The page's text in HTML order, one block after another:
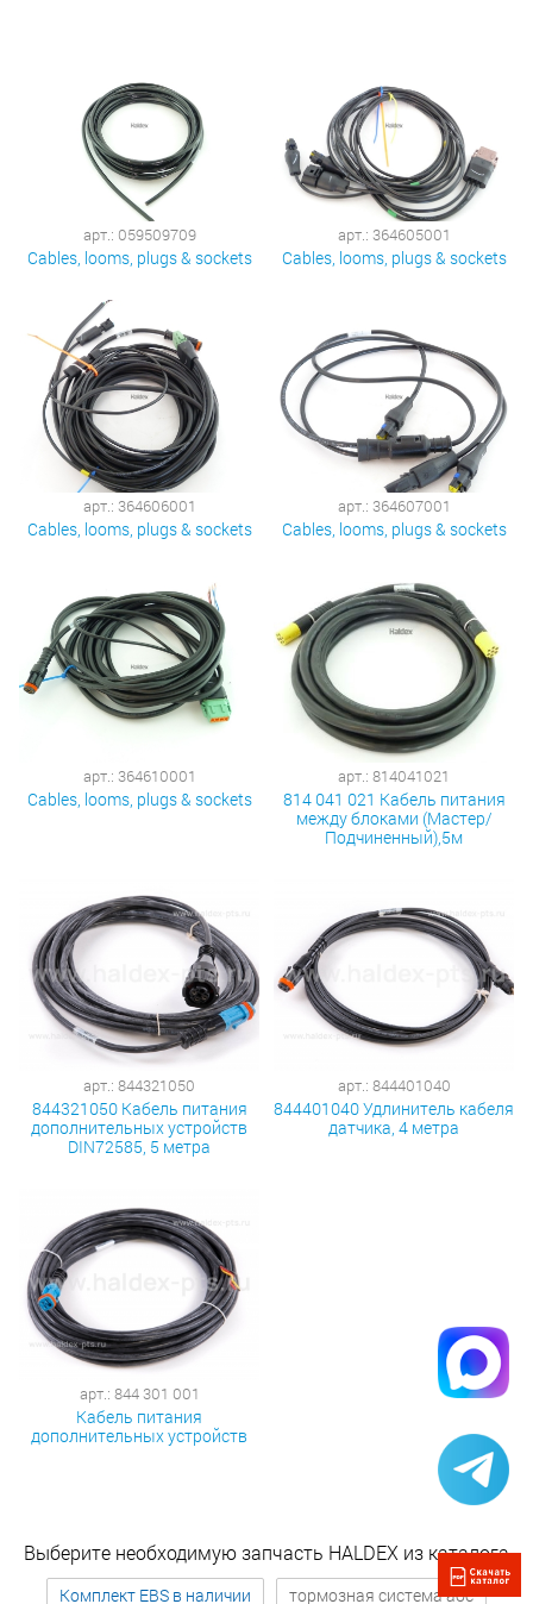
арт.: 059509709
Cables, looms, plugs & sockets
арт.: 364605001
Cables, looms, plugs & sockets
арт.: 364606001
Cables, looms, plugs & sockets
арт.: 364607001
Cables, looms, plugs & sockets
арт.: 364610001
Cables, looms, plugs & sockets
арт.: 814041021
814 041 021 Кабель питания
между блоками (Мастер/
Подчиненный),5м
арт.: 844321050
844321050 Кабель питания
дополнительных устройств
DIN72585, 5 метра
арт.: 844401040
844401040 Удлинитель кабеля
датчика, 4 метра
арт.: 844 301 001
Кабель питания
дополнительных устройств
Выберите необходимую запчасть HALDEX из каталога
Комплект EBS в наличии
тормозная система абс